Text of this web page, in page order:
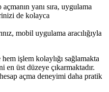
açmanın yanı sıra, uygulama
de kolayca
mobil uygulama aracılığıyla
işlem kolaylığı sağlamakta
en üst düzeye çıkarmaktadır.
açma deneyimi daha pratik